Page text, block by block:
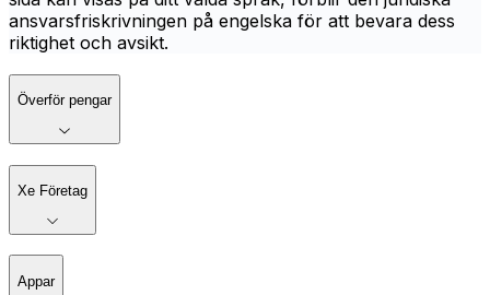
ansvarsfriskrivningen på engelska för att bevara dess
riktighet och avsikt.
Överför pengar
Xe Företag
Appar